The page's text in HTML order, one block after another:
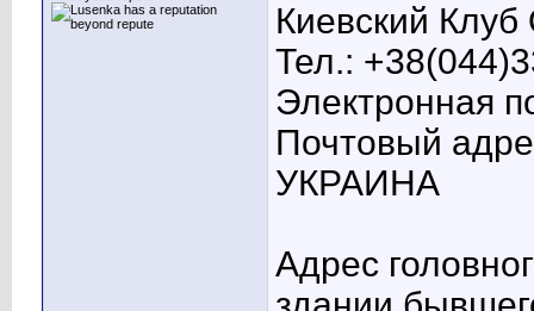
Киевский
Тел.:
Электронная
Почтовый
УКРАИНА
Адрес